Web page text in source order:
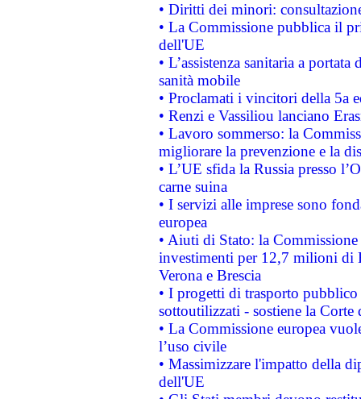
• Diritti dei minori:
• La Commissione pubblica il
dell'UE
• L’assistenza sanitaria a
sanità mobile
• Proclamati i vincitori della 5a
• Renzi e Vassiliou lanciano
• Lavoro sommerso: la
migliorare la prevenzione e la
• L’UE sfida la Russia presso
carne suina
• I servizi alle imprese sono
europea
• Aiuti di Stato: la
investimenti per 12,7 milioni di
Verona e Brescia
• I progetti di trasporto
sottoutilizzati - sostiene la Corte
• La Commissione europea
l’uso civile
• Massimizzare l'impatto della
dell'UE